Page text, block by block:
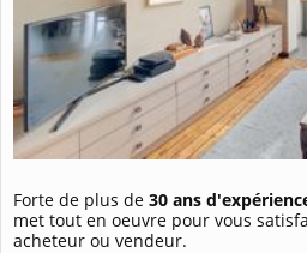
Forte de plus de 30 ans
met tout en oeuvre pour vous
acheteur ou vendeur.